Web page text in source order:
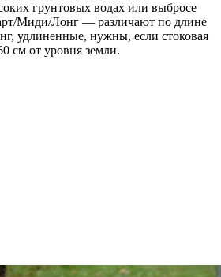
грунтовых водах или выбросе
Миди/Лонг — различают по длине
удлиненные, нужны, если стоковая
см от уровня земли.